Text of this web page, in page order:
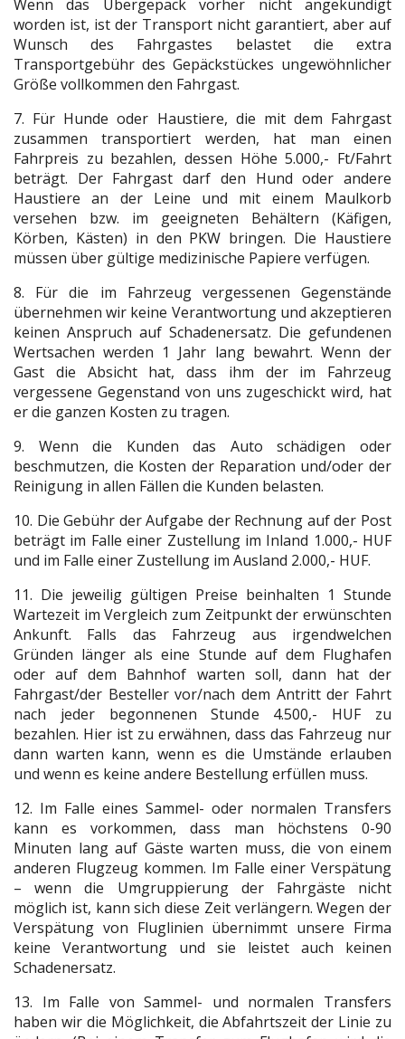
Wenn das Übergepäck vorher nicht angekündigt
worden ist, ist der Transport nicht garantiert, aber auf
Wunsch des Fahrgastes belastet die extra
Transportgebühr des Gepäckstückes ungewöhnlicher
Größe vollkommen den Fahrgast.
7. Für Hunde oder Haustiere, die mit dem Fahrgast
zusammen transportiert werden, hat man einen
Fahrpreis zu bezahlen, dessen Höhe 5.000,- Ft/Fahrt
beträgt. Der Fahrgast darf den Hund oder andere
Haustiere an der Leine und mit einem Maulkorb
versehen bzw. im geeigneten Behältern (Käfigen,
Körben, Kästen) in den PKW bringen. Die Haustiere
müssen über gültige medizinische Papiere verfügen.
8. Für die im Fahrzeug vergessenen Gegenstände
übernehmen wir keine Verantwortung und akzeptieren
keinen Anspruch auf Schadenersatz. Die gefundenen
Wertsachen werden 1 Jahr lang bewahrt. Wenn der
Gast die Absicht hat, dass ihm der im Fahrzeug
vergessene Gegenstand von uns zugeschickt wird, hat
er die ganzen Kosten zu tragen.
9. Wenn die Kunden das Auto schädigen oder
beschmutzen, die Kosten der Reparation und/oder der
Reinigung in allen Fällen die Kunden belasten.
10. Die Gebühr der Aufgabe der Rechnung auf der Post
beträgt im Falle einer Zustellung im Inland 1.000,- HUF
und im Falle einer Zustellung im Ausland 2.000,- HUF.
11. Die jeweilig gültigen Preise beinhalten 1 Stunde
Wartezeit im Vergleich zum Zeitpunkt der erwünschten
Ankunft. Falls das Fahrzeug aus irgendwelchen
Gründen länger als eine Stunde auf dem Flughafen
oder auf dem Bahnhof warten soll, dann hat der
Fahrgast/der Besteller vor/nach dem Antritt der Fahrt
nach jeder begonnenen Stunde 4.500,- HUF zu
bezahlen. Hier ist zu erwähnen, dass das Fahrzeug nur
dann warten kann, wenn es die Umstände erlauben
und wenn es keine andere Bestellung erfüllen muss.
12. Im Falle eines Sammel- oder normalen Transfers
kann es vorkommen, dass man höchstens 0-90
Minuten lang auf Gäste warten muss, die von einem
anderen Flugzeug kommen. Im Falle einer Verspätung
– wenn die Umgruppierung der Fahrgäste nicht
möglich ist, kann sich diese Zeit verlängern. Wegen der
Verspätung von Fluglinien übernimmt unsere Firma
keine Verantwortung und sie leistet auch keinen
Schadenersatz.
13. Im Falle von Sammel- und normalen Transfers
haben wir die Möglichkeit, die Abfahrtszeit der Linie zu